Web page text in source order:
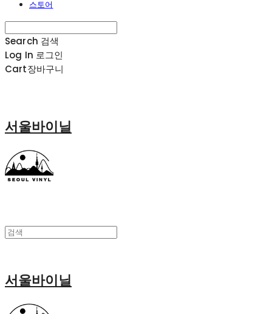
스토어
Search 검색
Log In 로그인
Cart장바구니
서울바이닐
서울바이닐